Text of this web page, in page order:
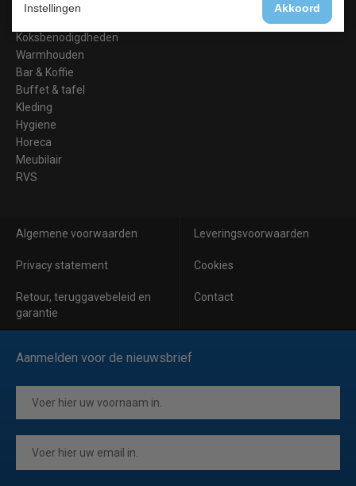
Instellingen Akkoord
Koksbenodigdheden
Warmhouden
Bar & Koffie
Buffet & tafel
Kleding
Hygiene
Horeca
Meubilair
RVS
Algemene voorwaarden Leveringsvoorwaarden
Privacy statement Cookies
Retour, teruggavebeleid en
garantie
Contact
Aanmelden voor de nieuwsbrief